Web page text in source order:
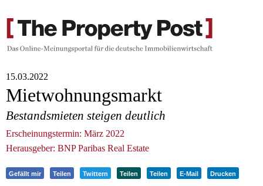
15.03.2022
Mietwohnungsmarkt
Bestandsmieten steigen deutlich
Erscheinungstermin: März 2022
Herausgeber: BNP Paribas Real Estate
Gefällt mir Teilen Twittern Teilen Teilen E-Mail Drucken